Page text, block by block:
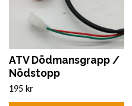
ATV Dödmansgrapp /
Nödstopp
195 kr